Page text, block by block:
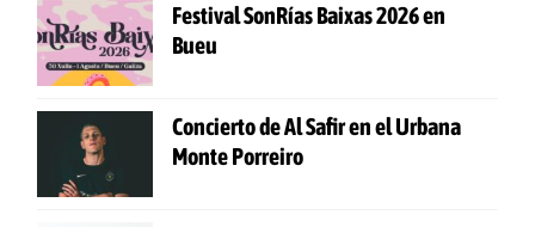
Festival SonRías Baixas 2026 en
Bueu
Concierto de Al Safir en el Urbana
Monte Porreiro